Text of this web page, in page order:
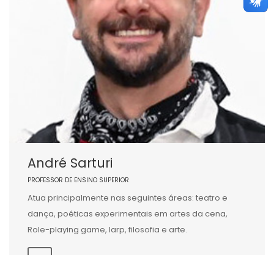
André Sarturi
PROFESSOR DE ENSINO SUPERIOR
Atua principalmente nas seguintes áreas: teatro e
dança, poéticas experimentais em artes da cena,
Role-playing game, larp, filosofia e arte.